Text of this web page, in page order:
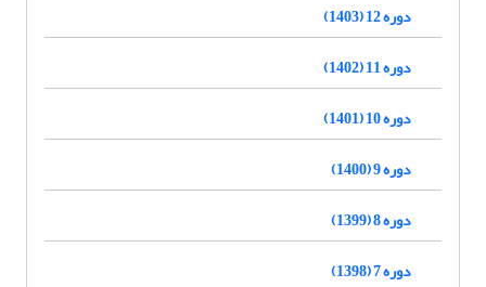
دوره 12 (1403)
دوره 11 (1402)
دوره 10 (1401)
دوره 9 (1400)
دوره 8 (1399)
دوره 7 (1398)